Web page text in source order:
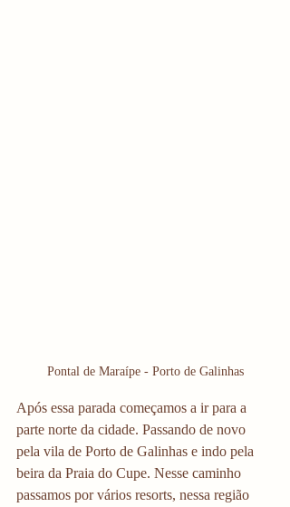
Pontal de Maraípe - Porto de Galinhas
Após essa parada começamos a ir para a
parte norte da cidade. Passando de novo
pela vila de Porto de Galinhas e indo pela
beira da Praia do Cupe. Nesse caminho
passamos por vários resorts, nessa região